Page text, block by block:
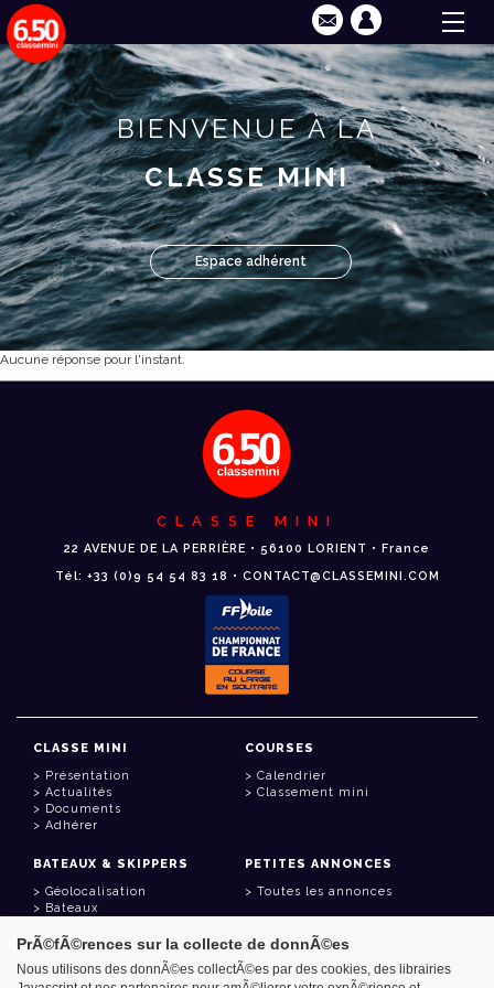
BIENVENUE À LA
CLASSE MINI
Espace adhérent
Aucune réponse pour l'instant.
CLASSE MINI
22 AVENUE DE LA PERRIÈRE • 56100 LORIENT • France
Tél: +33 (0)9 54 54 83 18 • CONTACT@CLASSEMINI.COM
CLASSE MINI
Présentation
Actualités
Documents
Adhérer
COURSES
Calendrier
Classement mini
BATEAUX & SKIPPERS
Géolocalisation
Bateaux
PETITES ANNONCES
Toutes les annonces
LIENS UTILES
PrÃ©fÃ©rences sur la collecte de donnÃ©es
Nous utilisons des donnÃ©es collectÃ©es par des cookies, des librairies